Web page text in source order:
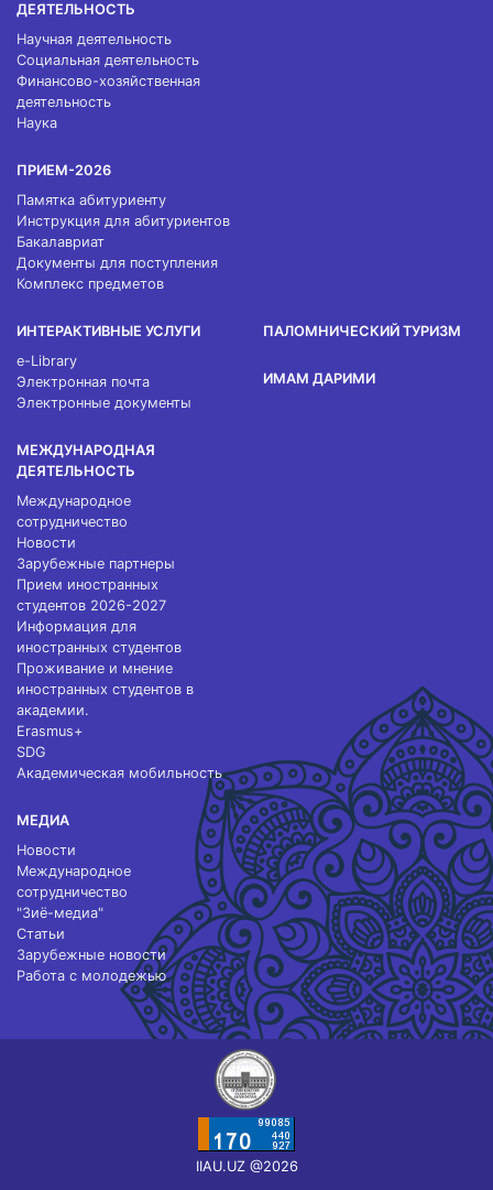
ДЕЯТЕЛЬНОСТЬ
Научная деятельность
Социальная деятельность
Финансово-хозяйственная
деятельность
Наука
ПРИЕМ-2026
Памятка абитуриенту
Инструкция для абитуриентов
Бакалавриат
Документы для поступления
Комплекс предметов
ИНТЕРАКТИВНЫЕ УСЛУГИ
e-Library
Электронная почта
Электронные документы
МЕЖДУНАРОДНАЯ
ДЕЯТЕЛЬНОСТЬ
Международное
сотрудничество
Новости
Зарубежные партнеры
Прием иностранных
студентов 2026-2027
Информация для
иностранных студентов
Проживание и мнение
иностранных студентов в
академии.
Erasmus+
SDG
Академическая мобильность
МЕДИА
Новости
Международное
сотрудничество
"Зиё-медиа"
Статьи
Зарубежные новости
Работа с молодежью
ПАЛОМНИЧЕСКИЙ ТУРИЗМ
ИМАМ ДАРИМИ
IIAU.UZ @2026